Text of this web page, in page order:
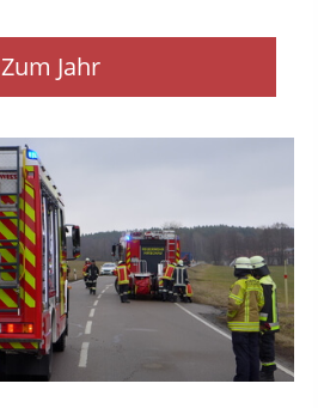
Zum Jahr